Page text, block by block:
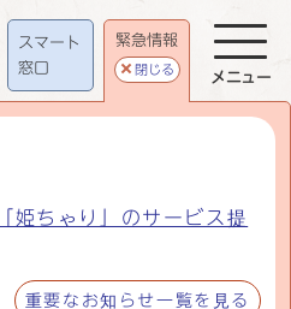
スマート
窓口
緊急情報
閉じる
姫ちゃり」のサービス提
重要なお知らせ一覧を見る
メニュー